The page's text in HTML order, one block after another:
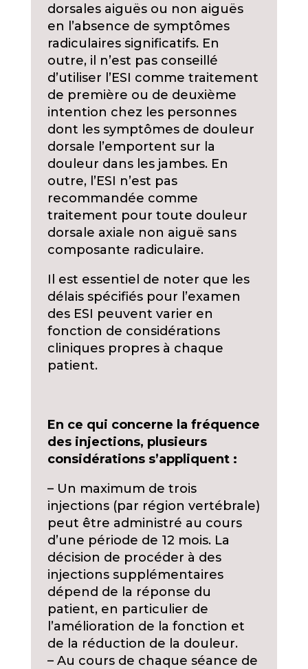
dorsales aiguës ou non aiguës
en l’absence de symptômes
radiculaires significatifs. En
outre, il n’est pas conseillé
d’utiliser l’ESI comme traitement
de première ou de deuxième
intention chez les personnes
dont les symptômes de douleur
dorsale l’emportent sur la
douleur dans les jambes. En
outre, l’ESI n’est pas
recommandée comme
traitement pour toute douleur
dorsale axiale non aiguë sans
composante radiculaire.
Il est essentiel de noter que les
délais spécifiés pour l’examen
des ESI peuvent varier en
fonction de considérations
cliniques propres à chaque
patient.
En ce qui concerne la fréquence
des injections, plusieurs
considérations s’appliquent :
– Un maximum de trois
injections (par région vertébrale)
peut être administré au cours
d’une période de 12 mois. La
décision de procéder à des
injections supplémentaires
dépend de la réponse du
patient, en particulier de
l’amélioration de la fonction et
de la réduction de la douleur.
– Au cours de chaque séance de